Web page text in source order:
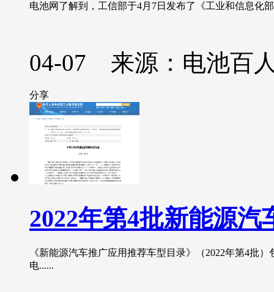
电池网了解到，工信部于4月7日发布了《工业和信息化
04-07 来源：电池百
分享
2022年第4批新能源汽
《新能源汽车推广应用推荐车型目录》（2022年第4批
电......